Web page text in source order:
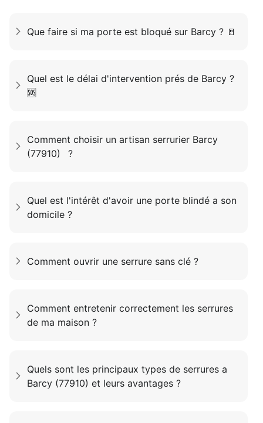
Que faire si ma porte est bloqué sur Barcy ? 🚪
Quel est le délai d'intervention prés de Barcy ?
🆘
Comment choisir un artisan serrurier Barcy
(77910) ?
Quel est l'intérêt d'avoir une porte blindé a son
domicile ?
Comment ouvrir une serrure sans clé ?
Comment entretenir correctement les serrures
de ma maison ?
Quels sont les principaux types de serrures a
Barcy (77910) et leurs avantages ?